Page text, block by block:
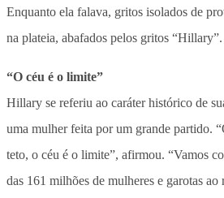
Enquanto ela falava, gritos isolados de
na plateia, abafados pelos gritos “Hillary”.
“O céu é o limite”
Hillary se referiu ao caráter histórico de
uma mulher feita por um grande partido.
teto, o céu é o limite”, afirmou. “Vamos
das 161 milhões de mulheres e garotas